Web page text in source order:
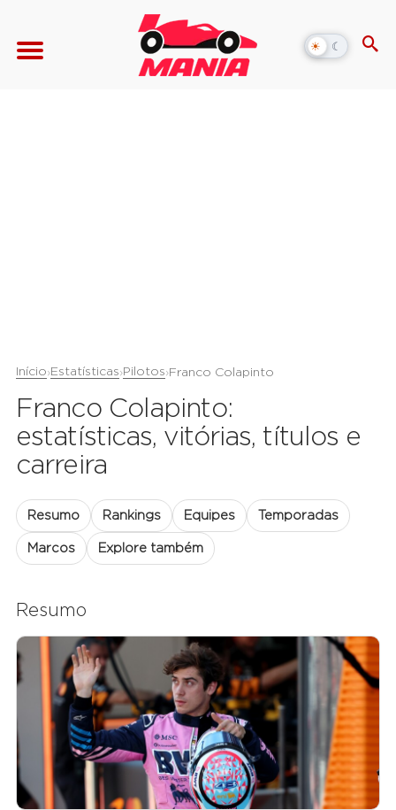
☀ ☾
Alternar
modo
Início›Estatísticas›Pilotos›Franco Colapinto
Franco Colapinto:
estatísticas, vitórias, títulos e
carreira
Resumo Rankings Equipes Temporadas
Marcos Explore também
Resumo